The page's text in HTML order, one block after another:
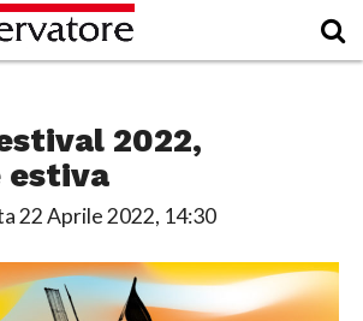
2022,
estiva
22 Aprile 2022, 14:30